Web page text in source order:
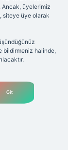
Ancak, üyelerimiz
siteye üye olarak
bildirmeniz halinde,